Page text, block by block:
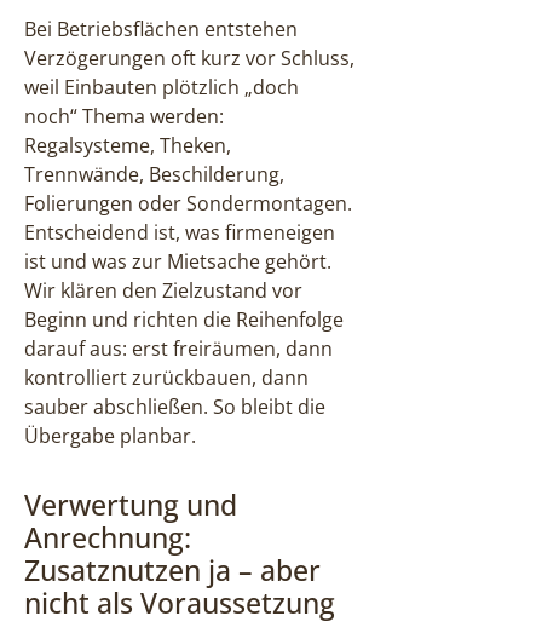
Bei Betriebsflächen entstehen
Verzögerungen oft kurz vor Schluss,
weil Einbauten plötzlich „doch
noch“ Thema werden:
Regalsysteme, Theken,
Trennwände, Beschilderung,
Folierungen oder Sondermontagen.
Entscheidend ist, was firmeneigen
ist und was zur Mietsache gehört.
Wir klären den Zielzustand vor
Beginn und richten die Reihenfolge
darauf aus: erst freiräumen, dann
kontrolliert zurückbauen, dann
sauber abschließen. So bleibt die
Übergabe planbar.
Verwertung und
Anrechnung:
Zusatznutzen ja – aber
nicht als Voraussetzung